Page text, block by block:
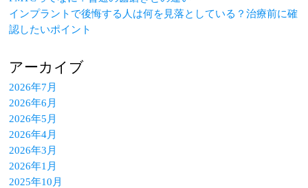
インプラントで後悔する人は何を見落としている？治療前に確
認したいポイント
アーカイブ
2026年7月
2026年6月
2026年5月
2026年4月
2026年3月
2026年1月
2025年10月